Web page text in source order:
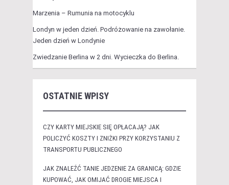
Marzenia – Rumunia na motocyklu
Londyn w jeden dzień. Podróżowanie na zawołanie.
Jeden dzień w Londynie
Zwiedzanie Berlina w 2 dni. Wycieczka do Berlina.
OSTATNIE WPISY
CZY KARTY MIEJSKIE SIĘ OPŁACAJĄ? JAK
POLICZYĆ KOSZTY I ZNIŻKI PRZY KORZYSTANIU Z
TRANSPORTU PUBLICZNEGO
JAK ZNALEŹĆ TANIE JEDZENIE ZA GRANICĄ: GDZIE
KUPOWAĆ, JAK OMIJAĆ DROGIE MIEJSCA I